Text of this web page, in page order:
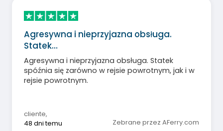
Agresywna i nieprzyjazna obsługa.
Statek…
Agresywna i nieprzyjazna obsługa. Statek
spóźnia się zarówno w rejsie powrotnym, jak i w
rejsie powrotnym.
cliente,
48 dni temu
Zebrane przez AFerry.com